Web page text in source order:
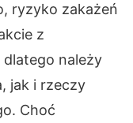
ryzyko zakażeń
z
dlatego należy
jak i rzeczy
Choć